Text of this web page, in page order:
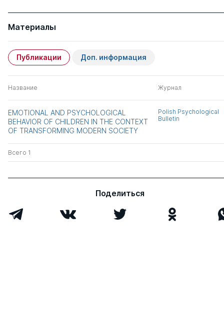
Материалы
Публикации Доп. информация
Название Журнал
EMOTIONAL AND PSYCHOLOGICAL
BEHAVIOR OF CHILDREN IN THE CONTEXT
OF TRANSFORMING MODERN SOCIETY
Polish Psychological
Bulletin
Всего 1
Поделиться